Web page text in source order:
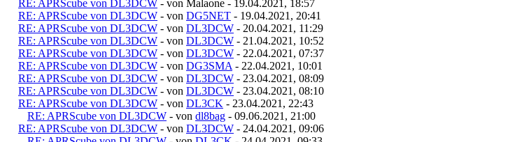
RE: APRScube von DL3DCW - von Malaone - 19.04.2021, 18:57
RE: APRScube von DL3DCW - von DG5NET - 19.04.2021, 20:41
RE: APRScube von DL3DCW - von DL3DCW - 20.04.2021, 11:29
RE: APRScube von DL3DCW - von DL3DCW - 21.04.2021, 10:52
RE: APRScube von DL3DCW - von DL3DCW - 22.04.2021, 07:37
RE: APRScube von DL3DCW - von DG3SMA - 22.04.2021, 10:01
RE: APRScube von DL3DCW - von DL3DCW - 23.04.2021, 08:09
RE: APRScube von DL3DCW - von DL3DCW - 23.04.2021, 08:10
RE: APRScube von DL3DCW - von DL3CK - 23.04.2021, 22:43
RE: APRScube von DL3DCW - von dl8bag - 09.06.2021, 21:00
RE: APRScube von DL3DCW - von DL3DCW - 24.04.2021, 09:06